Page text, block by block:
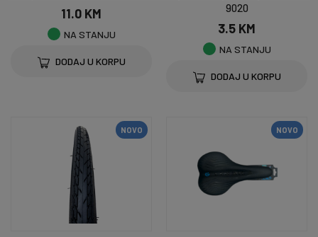
11.0 KM
NA STANJU
DODAJ U KORPU
9020
3.5 KM
NA STANJU
DODAJ U KORPU
NOVO NOVO